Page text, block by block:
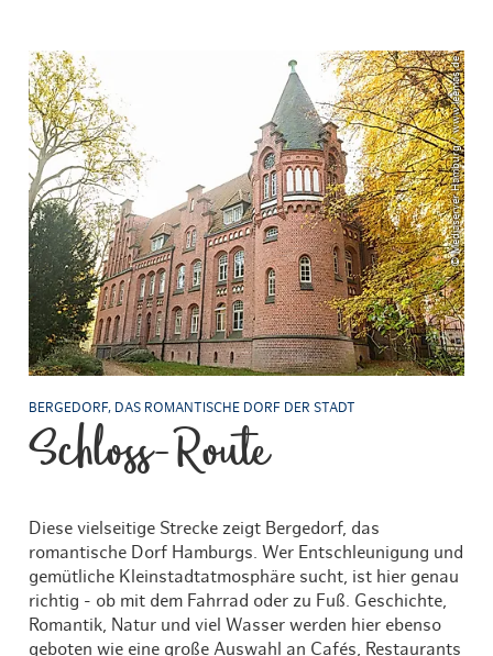
© Mediaserver Hamburg / www.leemas.de
BERGEDORF, DAS ROMANTISCHE DORF DER STADT
Schloss-Route
Diese vielseitige Strecke zeigt Bergedorf, das
romantische Dorf Hamburgs. Wer Entschleunigung und
gemütliche Kleinstadtatmosphäre sucht, ist hier genau
richtig - ob mit dem Fahrrad oder zu Fuß. Geschichte,
Romantik, Natur und viel Wasser werden hier ebenso
geboten wie eine große Auswahl an Cafés, Restaurants